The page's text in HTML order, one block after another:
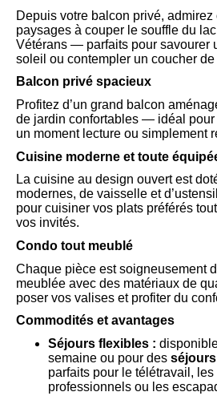
Depuis votre balcon privé,
paysages à couper le souffle du
Vétérans — parfaits pour savourer
soleil ou contempler un coucher
Balcon privé spacieux
Profitez d’un grand balcon
de jardin confortables — idéal pour
un moment lecture ou simplement
Cuisine moderne et toute
La cuisine au design ouvert est
modernes, de vaisselle et
pour cuisiner vos plats préférés
vos invités.
Condo tout meublé
Chaque pièce est soigneusement
meublée avec des matériaux de
poser vos valises et profiter du
Commodités et avantages
Séjours flexibles :
semaine ou pour des
parfaits pour le télétravail,
professionnels ou les